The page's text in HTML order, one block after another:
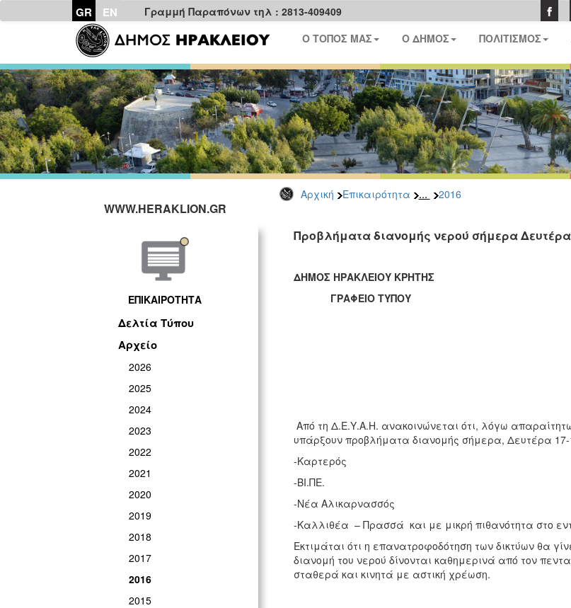
GR EN Γραμμή Παραπόνων τηλ : 2813-409409
Ο ΤΟΠΟΣ ΜΑΣ Ο ΔΗΜΟΣ ΠΟΛΙΤΙΣΜΟΣ
Αρχική Επικαιρότητα ... 2016
WWW.HERAKLION.GR
ΕΠΙΚΑΙΡΟΤΗΤΑ
Δελτία Τύπου
Αρχείο
2026
2025
2024
2023
2022
2021
2020
2019
2018
2017
2016
2015
Προβλήματα διανομής νερού σήμερα
ΔΗΜΟΣ ΗΡΑΚΛΕΙΟΥ ΚΡΗΤΗΣ
ΓΡΑΦΕΙΟ ΤΥΠΟΥ
Από τη Δ.Ε.Υ.Α.Η. ανακοινώνεται ότι, λόγω
υπάρξουν προβλήματα διανομής σήμερα, Δευτέρα
-Καρτερός
-ΒΙ.ΠΕ.
-Νέα Αλικαρνασσός
-Καλλιθέα – Πρασσά και με μικρή πιθανότητα στο
Εκτιμάται ότι η επανατροφοδότηση των δικτύων θα
διανομή του νερού δίνονται καθημερινά από τον
σταθερά και κινητά με αστική χρέωση.